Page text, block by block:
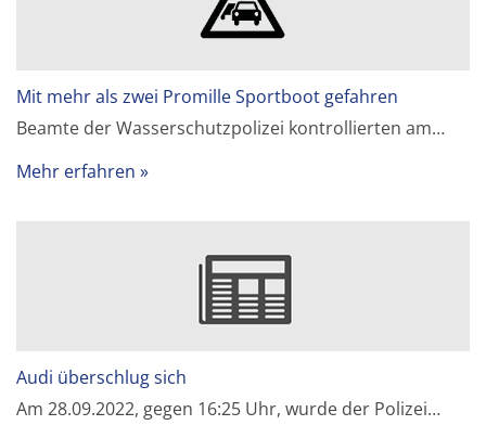
Mit mehr als zwei Promille Sportboot gefahren
Beamte der Wasserschutzpolizei kontrollierten am…
Mehr erfahren
Audi überschlug sich
Am 28.09.2022, gegen 16:25 Uhr, wurde der Polizei…